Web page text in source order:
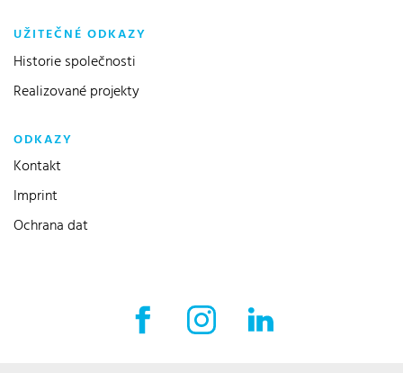
UŽITEČNÉ ODKAZY
Historie společnosti
Realizované projekty
ODKAZY
Kontakt
Imprint
Ochrana dat
Facebook externí odkaz
Instagram externí odkaz